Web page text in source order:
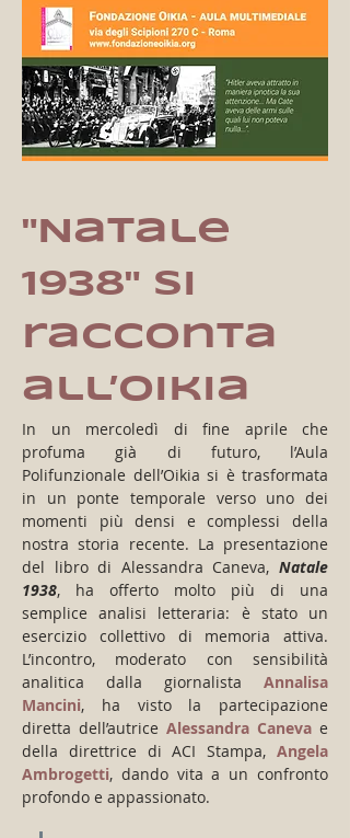
"Natale
1938" si
racconta
all’Oikia
In un mercoledì di fine aprile che
profuma già di futuro, l’Aula
Polifunzionale dell’Oikia si è trasformata
in un ponte temporale verso uno dei
momenti più densi e complessi della
nostra storia recente. La presentazione
del libro di Alessandra Caneva, Natale
1938, ha offerto molto più di una
semplice analisi letteraria: è stato un
esercizio collettivo di memoria attiva.
L’incontro, moderato con sensibilità
analitica dalla giornalista Annalisa
Mancini, ha visto la partecipazione
diretta dell’autrice Alessandra Caneva e
della direttrice di ACI Stampa, Angela
Ambrogetti, dando vita a un confronto
profondo e appassionato.